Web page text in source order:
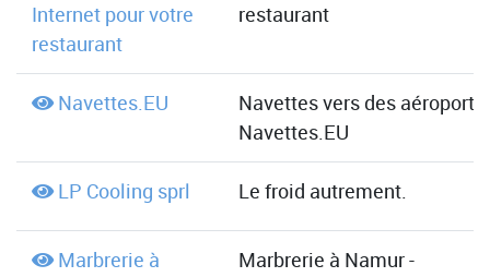
Internet pour votre
restaurant
restaurant
Navettes.EU
Navettes vers des aéroports
Navettes.EU
LP Cooling sprl Le froid autrement.
Marbrerie à
Marbrerie à Namur -